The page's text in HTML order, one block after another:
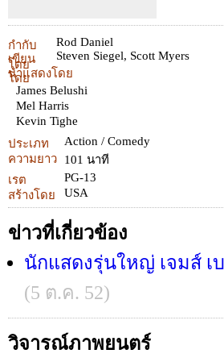
กำกับ
โดย
Rod Daniel
เขียน
โดย
Steven Siegel, Scott Myers
นำแสดงโดย
James Belushi
Mel Harris
Kevin Tighe
ประเภท
Action / Comedy
ความยาว
101 นาที
เรต
PG-13
สร้างโดย
USA
ข่าวที่เกี่ยวข้อง
นักแสดงรุ่นใหญ่ เจมส์
(5 ต.ค. 52)
วิจารณ์ภาพยนตร์